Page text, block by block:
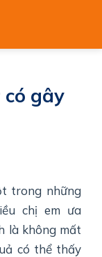
gây
trong những
chị em ưa
là không mất
có thể thấy